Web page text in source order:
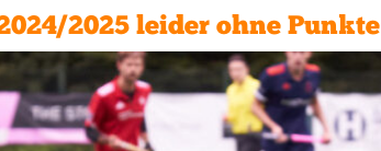
2025 leider ohne Punkte